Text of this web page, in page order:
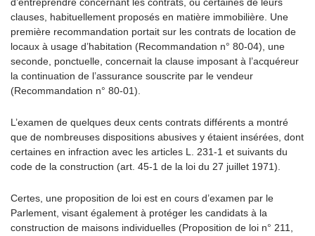
clauses, habituellement proposés en matière immobilière. Une
première recommandation portait sur les contrats de location de
locaux à usage d’habitation (Recommandation n° 80-04), une
seconde, ponctuelle, concernait la clause imposant à l’acquéreur
la continuation de l’assurance souscrite par le vendeur
(Recommandation n° 80-01).
L’examen de quelques deux cents contrats différents a montré
que de nombreuses dispositions abusives y étaient insérées, dont
certaines en infraction avec les articles L. 231-1 et suivants du
code de la construction (art. 45-1 de la loi du 27 juillet 1971).
Certes, une proposition de loi est en cours d’examen par le
Parlement, visant également à protéger les candidats à la
construction de maisons individuelles (Proposition de loi n° 211,